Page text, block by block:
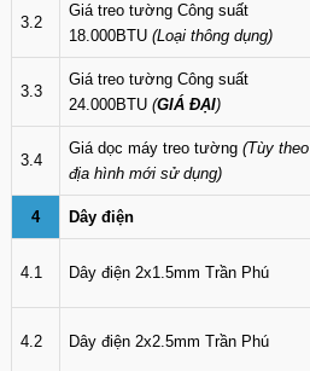
3.2
Giá treo tường Công suất
18.000BTU (Loại thông dụng)
3.3
Giá treo tường Công suất
24.000BTU (GIÁ ĐẠI)
3.4
Giá dọc máy treo tường (Tùy theo
địa hình mới sử dụng)
4 Dây điện
4.1 Dây điện 2x1.5mm Trần Phú
4.2 Dây điện 2x2.5mm Trần Phú